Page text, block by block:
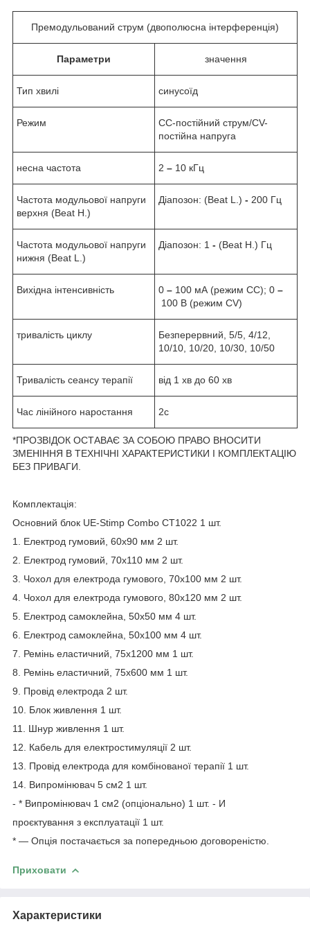
Премодульований струм (двополюсна інтерференція)
Параметри значення
Тип хвилі синусоїд
Режим
CC-постійний струм/CV-
постійна напруга
несна частота 2 – 10 кГц
Частота модульової напруги
верхня (Beat H.)
Діапозон: (Beat L.) - 200 Гц
Частота модульової напруги
нижня (Beat L.)
Діапозон: 1 - (Beat H.) Гц
Вихідна інтенсивність 0 – 100 мА (режим CC); 0 –
100 В (режим CV)
тривалість циклу
Безперервний, 5/5, 4/12,
10/10, 10/20, 10/30, 10/50
Тривалість сеансу терапії від 1 хв до 60 хв
Час лінійного наростання 2с
*ПРОЗВІДОК ОСТАВАЄ ЗА СОБОЮ ПРАВО ВНОСИТИ
ЗМЕНІННЯ В ТЕХНІЧНІ ХАРАКТЕРИСТИКИ І КОМПЛЕКТАЦІЮ
БЕЗ ПРИВАГИ.
Комплектація:
Основний блок UE-Stimp Combo CT1022 1 шт.
1. Електрод гумовий, 60x90 мм 2 шт.
2. Електрод гумовий, 70x110 мм 2 шт.
3. Чохол для електрода гумового, 70x100 мм 2 шт.
4. Чохол для електрода гумового, 80x120 мм 2 шт.
5. Електрод самоклейна, 50x50 мм 4 шт.
6. Електрод самоклейна, 50x100 мм 4 шт.
7. Ремінь еластичний, 75x1200 мм 1 шт.
8. Ремінь еластичний, 75x600 мм 1 шт.
9. Провід електрода 2 шт.
10. Блок живлення 1 шт.
11. Шнур живлення 1 шт.
12. Кабель для електростимуляції 2 шт.
13. Провід електрода для комбінованої терапії 1 шт.
14. Випромінювач 5 см2 1 шт.
- * Випромінювач 1 см2 (опціонально) 1 шт. - И
проєктування з експлуатації 1 шт.
* — Опція постачається за попередньою договореністю.
Приховати
Характеристики